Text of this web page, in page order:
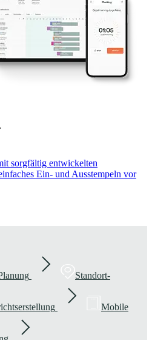
sorgfältig entwickelten
Ein- und Ausstempeln vor
Standort-
Mobile